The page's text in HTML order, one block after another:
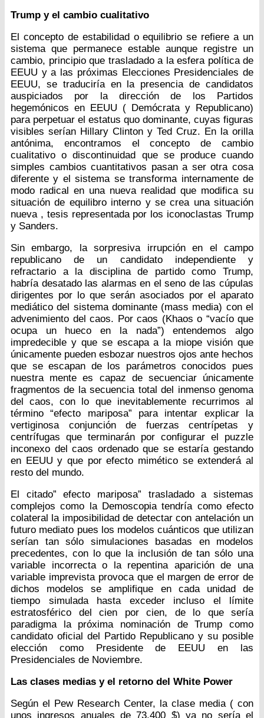
Trump y el cambio cualitativo
El concepto de estabilidad o equilibrio se refiere a un
sistema que permanece estable aunque registre un
cambio, principio que trasladado a la esfera política de
EEUU y a las próximas Elecciones Presidenciales de
EEUU, se traduciría en la presencia de candidatos
auspiciados por la dirección de los Partidos
hegemónicos en EEUU ( Demócrata y Republicano)
para perpetuar el estatus quo dominante, cuyas figuras
visibles serían Hillary Clinton y Ted Cruz. En la orilla
antónima, encontramos el concepto de cambio
cualitativo o discontinuidad que se produce cuando
simples cambios cuantitativos pasan a ser otra cosa
diferente y el sistema se transforma internamente de
modo radical en una nueva realidad que modifica su
situación de equilibro interno y se crea una situación
nueva , tesis representada por los iconoclastas Trump
y Sanders.
Sin embargo, la sorpresiva irrupción en el campo
republicano de un candidato independiente y
refractario a la disciplina de partido como Trump,
habría desatado las alarmas en el seno de las cúpulas
dirigentes por lo que serán asociados por el aparato
mediático del sistema dominante (mass media) con el
advenimiento del caos. Por caos (Khaos o “vacío que
ocupa un hueco en la nada”) entendemos algo
impredecible y que se escapa a la miope visión que
únicamente pueden esbozar nuestros ojos ante hechos
que se escapan de los parámetros conocidos pues
nuestra mente es capaz de secuenciar únicamente
fragmentos de la secuencia total del inmenso genoma
del caos, con lo que inevitablemente recurrimos al
término “efecto mariposa” para intentar explicar la
vertiginosa conjunción de fuerzas centrípetas y
centrífugas que terminarán por configurar el puzzle
inconexo del caos ordenado que se estaría gestando
en EEUU y que por efecto mimético se extenderá al
resto del mundo.
El citado” efecto mariposa” trasladado a sistemas
complejos como la Demoscopia tendría como efecto
colateral la imposibilidad de detectar con antelación un
futuro mediato pues los modelos cuánticos que utilizan
serían tan sólo simulaciones basadas en modelos
precedentes, con lo que la inclusión de tan sólo una
variable incorrecta o la repentina aparición de una
variable imprevista provoca que el margen de error de
dichos modelos se amplifique en cada unidad de
tiempo simulada hasta exceder incluso el límite
estratosférico del cien por cien, de lo que sería
paradigma la próxima nominación de Trump como
candidato oficial del Partido Republicano y su posible
elección como Presidente de EEUU en las
Presidenciales de Noviembre.
Las clases medias y el retorno del White Power
Según el Pew Research Center, la clase media ( con
unos ingresos anuales de 73.400 $) ya no sería el